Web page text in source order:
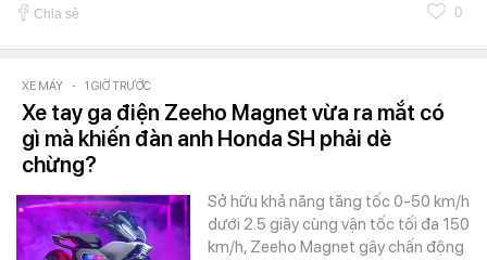
Chia sẻ 0
XE MÁY - 1 GIỜ TRƯỚC
Xe tay ga điện Zeeho Magnet vừa ra mắt có
gì mà khiến đàn anh Honda SH phải dè
chừng?
Sở hữu khả năng tăng tốc 0-50 km/h
dưới 2.5 giây cùng vận tốc tối đa 150
km/h, Zeeho Magnet gây chấn động